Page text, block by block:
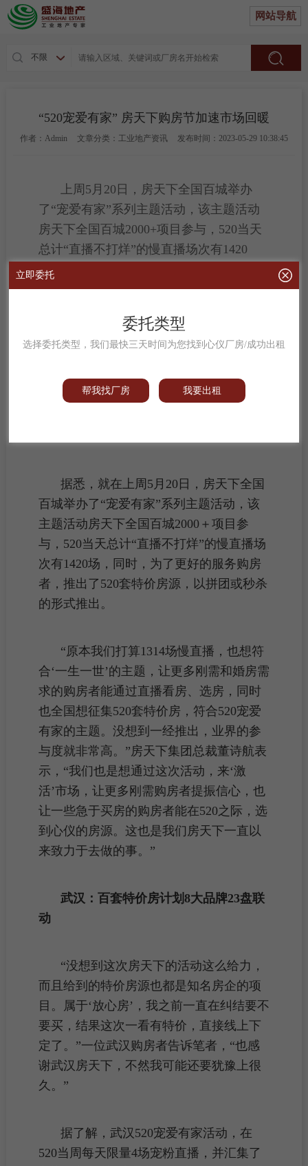
网站导航
不限
“520宠爱有家” 房天下购房节加速市场回暖
作者：Admin 文章分类：工业地产资讯 发布时间：2023-05-29 10:38:45
上周5月20日，房天下全国百城举办
了“宠爱有家”系列主题活动，该主题活动
房天下全国百城2000+项目参与，520当天
总计“直播不打烊”的慢直播场次有1420
场，同时，为了更好的服务购房者，推出
了520套特价房源，以拼团或秒杀的形式推
播，总计约2000个项目参与。房天下这次5
月20日的宠爱有家购房节活动应该说举办
据悉，就在上周5月20日，房天下全国
百城举办了“宠爱有家”系列主题活动，该
主题活动房天下全国百城2000＋项目参
与，520当天总计“直播不打烊”的慢直播场
次有1420场，同时，为了更好的服务购房
者，推出了520套特价房源，以拼团或秒杀
的形式推出。
“原本我们打算1314场慢直播，也想符
合‘一生一世’的主题，让更多刚需和婚房需
求的购房者能通过直播看房、 选房 ，同时
也全国想征集520套特价房 ，符合520宠爱
有家的主题。没想到一经推出，业界的参
与度就非常高。”房天下集团总裁董诗航表
示，“我们也是想通过这次活动，来‘激
活’市场，让更多 刚需购房者提振信心，也
让一些急于买房的购房者能在520之际，选
到心仪的房源。这也是我们房天下一直以
来致力于去做的事。”
武汉：百套特价房计划8大品牌23盘联
动
“没想到这次房天下的活动这么给力，
而且给到的特价房源也都是知名房企的项
目。属于‘放心房’，我之前一直在纠结要不
要买，结果这次一看有特价，直接线上下
定了。”一位武汉购房者告诉笔者，“也感
谢武汉房天下，不然我可能还要犹豫上很
久。”
据了解，武汉520宠爱有家活动，在
520当周每天限量4场宠粉直播，并汇集了
立即委托
委托类型
选择委托类型，我们最快三天时间为您找到心仪厂房/成功出租
帮我找厂房 我要出租